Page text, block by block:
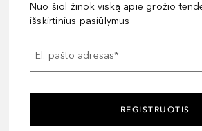
Nuo šiol žinok viską apie grožio
išskirtinius pasiūlymus
El. pašto adresas*
REGISTRUOTIS